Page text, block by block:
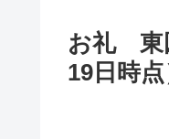
お礼 東
19日時点